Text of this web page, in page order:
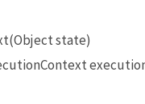
state)